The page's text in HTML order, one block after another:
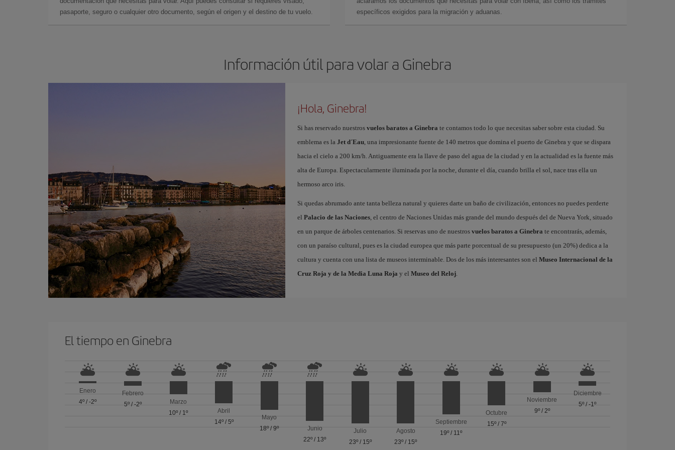
pasaporte, seguro o cualquier otro documento, según el origen y el destino de tu vuelo.
específicos exigidos para la migración y aduanas.
Información útil para volar a Ginebra
¡Hola, Ginebra!
Si has reservado nuestros vuelos baratos a Ginebra te contamos todo lo que necesitas saber sobre esta ciudad. Su
emblema es la Jet d´Eau, una impresionante fuente de 140 metros que domina el puerto de Ginebra y que se dispara
hacia el cielo a 200 km/h. Antiguamente era la llave de paso del agua de la ciudad y en la actualidad es la fuente más
alta de Europa. Espectacularmente iluminada por la noche, durante el día, cuando brilla el sol, nace tras ella un
hermoso arco iris.
Si quedas abrumado ante tanta belleza natural y quieres darte un baño de civilización, entonces no puedes perderte
el Palacio de las Naciones, el centro de Naciones Unidas más grande del mundo después del de Nueva York, situado
en un parque de árboles centenarios. Si reservas uno de nuestros vuelos baratos a Ginebra te encontrarás, además,
con un paraíso cultural, pues es la ciudad europea que más parte porcentual de su presupuesto (un 20%) dedica a la
cultura y cuenta con una lista de museos interminable. Dos de los más interesantes son el Museo Internacional de la
Cruz Roja y de la Media Luna Roja y el Museo del Reloj.
El tiempo en Ginebra
Enero
4º/ -2º
Febrero
5º /-2º
Marzo
10º / 1º
Abril
14º/ 5º
Mayo
18º/9º
Junio
22º / 13º
Julio
23º/ 15º
Agosto
23º / 15º
Septiembre
19º / 11º
Octubre
15º/ 7º
Noviembre
9º/ 2º
Diciembre
5º /-1º